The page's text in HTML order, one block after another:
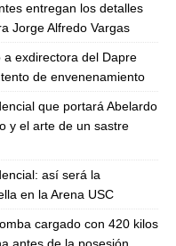
entregan los detalles
Jorge Alfredo Vargas
exdirectora del Dapre
de envenenamiento
que portará Abelardo
y el arte de un sastre
así será la
en la Arena USC
cargado con 420 kilos